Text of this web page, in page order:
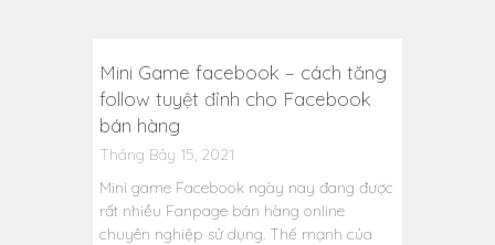
Mini Game facebook – cách tăng
follow tuyệt đỉnh cho Facebook
bán hàng
Tháng Bảy 15, 2021
Mini game Facebook ngày nay đang được
rất nhiều Fanpage bán hàng online
chuyên nghiệp sử dụng. Thế mạnh của